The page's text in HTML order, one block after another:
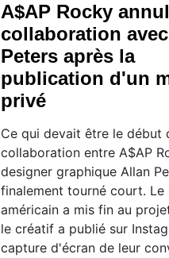
A$AP Rocky
collaboration
Peters après la
publication d'un
privé
Ce qui devait être le début
collaboration entre A$AP
designer graphique Allan
finalement tourné court. Le
américain a mis fin au
le créatif a publié sur
capture d'écran de leur